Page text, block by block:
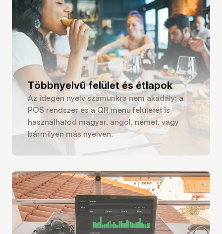
Többnyelvű felület és étlapok
Az idegen nyelv számunkra nem akadály: a
POS rendszer és a QR menü felületét is
használhatod magyar, angol, német, vagy
bármilyen más nyelven.